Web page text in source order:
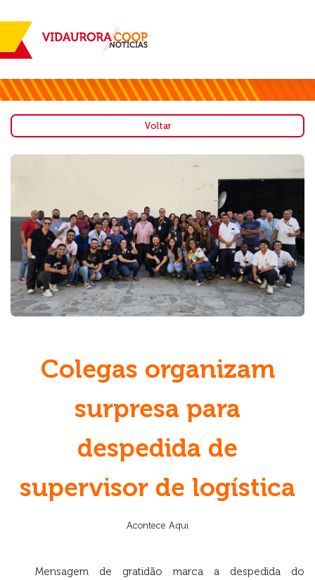
Voltar
Colegas organizam
surpresa para
despedida de
supervisor de logística
Acontece Aqui
Mensagem de gratidão marca a despedida do